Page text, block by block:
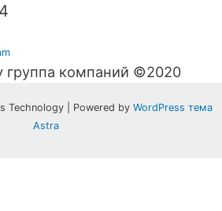
группа компаний ©2020
Technology | Powered by WordPress тема
Astra